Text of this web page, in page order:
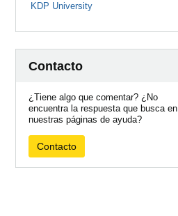
KDP University
Contacto
¿Tiene algo que comentar? ¿No
encuentra la respuesta que busca en
nuestras páginas de ayuda?
Contacto